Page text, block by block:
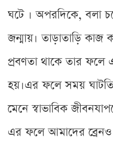
ঘটে । অপরদিকে, বলা
জন্মায়। তাড়াতাড়ি
প্রবণতা থাকে তার
হয়।এর ফলে সময়
মেনে স্বাভাবিক
এর ফলে আমাদের